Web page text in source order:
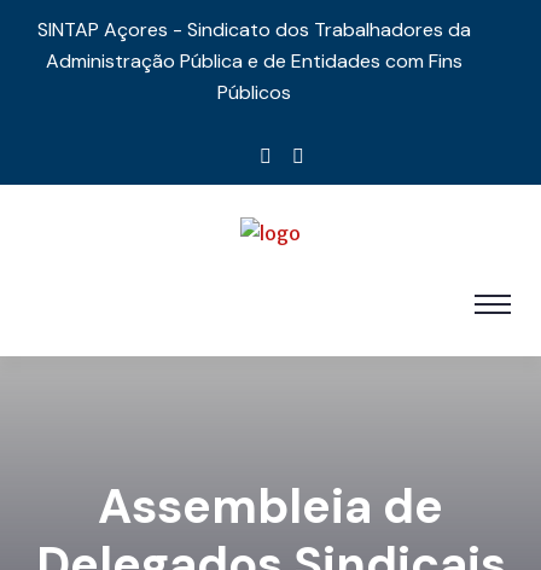
SINTAP Açores - Sindicato dos Trabalhadores da
Administração Pública e de Entidades com Fins
Públicos
Assembleia de